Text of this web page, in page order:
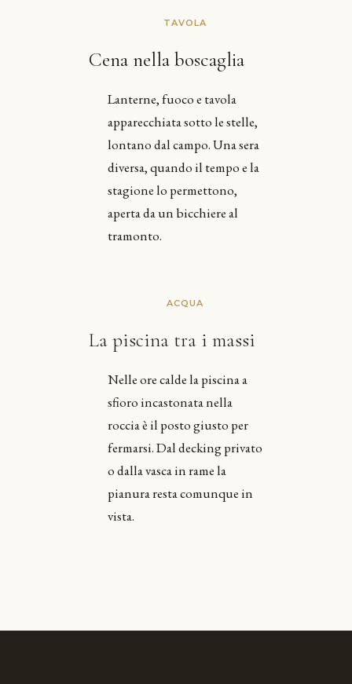
TAVOLA
Cena nella boscaglia
Lanterne, fuoco e tavola
apparecchiata sotto le stelle,
lontano dal campo. Una sera
diversa, quando il tempo e la
stagione lo permettono,
aperta da un bicchiere al
tramonto.
ACQUA
La piscina tra i massi
Nelle ore calde la piscina a
sfioro incastonata nella
roccia è il posto giusto per
fermarsi. Dal decking privato
o dalla vasca in rame la
pianura resta comunque in
vista.